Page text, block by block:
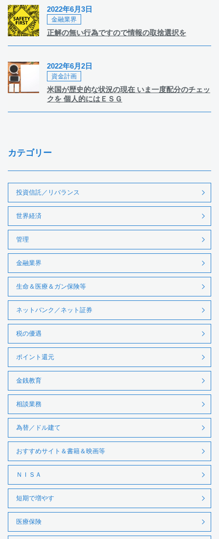
正解の無い行為ですので情報の取捨選択を
金融業界
2022年6月3日
米国が歴史的な状況の現在 いま一度配分のチェッ
クを 個人的にはＥＳＧ
資金計画
2022年6月2日
カテゴリー
投資信託／リバランス
世界経済
管理
金融業界
生命＆医療＆ガン保険等
ネットバンク／ネット証券
税の優遇
ポイント還元
金銭教育
相談業務
為替／ドル建て
おすすめサイト＆書籍＆映画等
ＮＩＳＡ
短期で増やす
医療保険